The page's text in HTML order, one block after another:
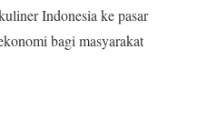
Indonesia ke pasar
bagi masyarakat